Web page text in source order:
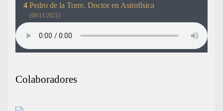
Pedro de la Torre. Doctor en Astrofísica
(06/11/2021)
Colaboradores